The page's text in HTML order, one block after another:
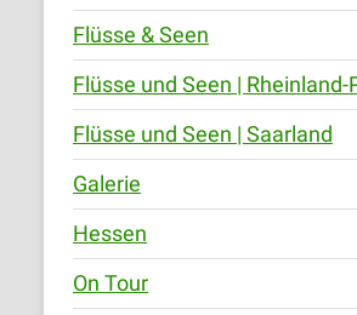
Flüsse & Seen
Flüsse und Seen | Rheinland-
Flüsse und Seen | Saarland
Galerie
Hessen
On Tour